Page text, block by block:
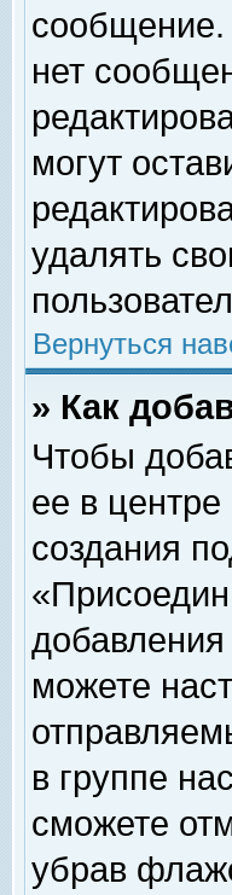
сообщение.
нет
могут
удалять
Вернуться
» Как
Чтобы
ее в
создания
можете
в группе
сможете
убрав